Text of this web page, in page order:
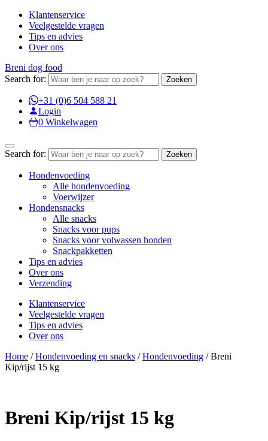
Klantenservice
Veelgestelde vragen
Tips en advies
Over ons
Breni dog food
Search for:
+31 (0)6 504 588 21
Login
0 Winkelwagen
Search for:
Hondenvoeding
Alle hondenvoeding
Voerwijzer
Hondensnacks
Alle snacks
Snacks voor pups
Snacks voor volwassen honden
Snackpakketten
Tips en advies
Over ons
Verzending
Klantenservice
Veelgestelde vragen
Tips en advies
Over ons
Home /Hondenvoeding en snacks /Hondenvoeding / Breni
Kip/rijst 15 kg
Breni Kip/rijst 15 kg